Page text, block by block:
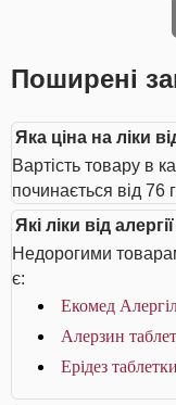
Поширені
Яка ціна на ліки
Вартість товару в
починається від 76
Які ліки від
Недорогими
є:
Екомед
Алерзин
Ерідез